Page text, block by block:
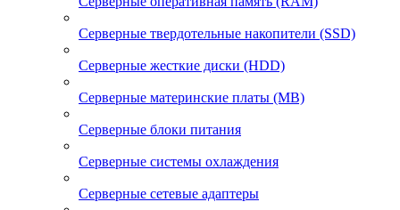
Серверные твердотельные накопители (SSD)
Серверные жесткие диски (HDD)
Серверные материнские платы (MB)
Серверные блоки питания
Серверные системы охлаждения
Серверные сетевые адаптеры